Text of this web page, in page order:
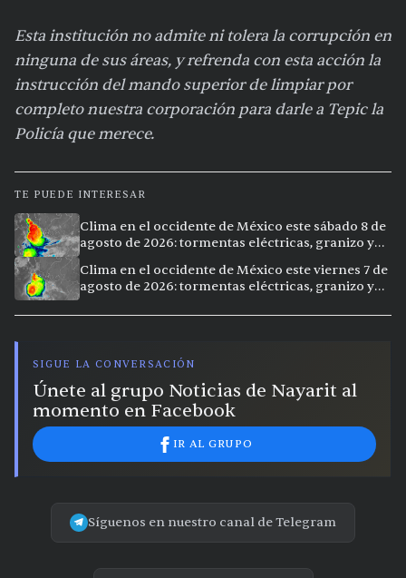
Esta institución no admite ni tolera la corrupción en
ninguna de sus áreas, y refrenda con esta acción la
instrucción del mando superior de limpiar por
completo nuestra corporación para darle a Tepic la
Policía que merece.
TE PUEDE INTERESAR
Clima en el occidente de México este sábado 8 de
agosto de 2026: tormentas eléctricas, granizo y
Clima en el occidente de México este viernes 7 de
agosto de 2026: tormentas eléctricas, granizo y
SIGUE LA CONVERSACIÓN
Únete al grupo Noticias de Nayarit al
momento en Facebook
IR AL GRUPO
Síguenos en nuestro canal de Telegram